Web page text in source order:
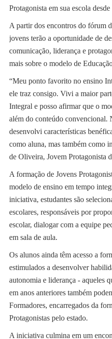
Protagonista em sua escola
A partir dos encontros do fórum
jovens terão a oportunidade de
comunicação, liderança e
mais sobre o modelo de
“Meu ponto favorito no ensino
ele traz consigo. Vivi a maior
Integral e posso afirmar que o
além do conteúdo convencional.
desenvolvi características
como aluna, mas também como
de Oliveira, Jovem Protagonista
A formação de Jovens
modelo de ensino em tempo
iniciativa, estudantes são
escolares, responsáveis por
escolar, dialogar com a equipe
em sala de aula.
Os alunos ainda têm acesso a
estimulados a desenvolver
autonomia e liderança - aqueles
em anos anteriores também
Formadores, encarregados da
Protagonistas pelo estado.
A iniciativa culmina em um